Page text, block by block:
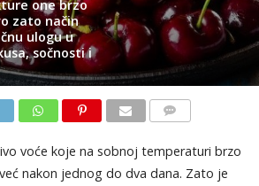
one brzo
zato način
ulogu u
sočnosti i
voće koje na sobnoj temperaturi brzo
nakon jednog do dva dana. Zato je